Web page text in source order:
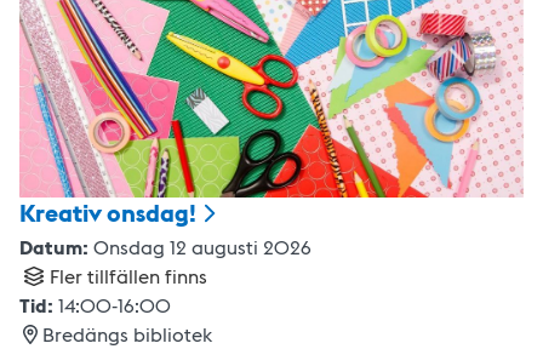
Kreativonsdag!
Datum: Onsdag 12 augusti 2026
Fler tillfällen finns
Tid: 14:00-16:00
Bredängs bibliotek